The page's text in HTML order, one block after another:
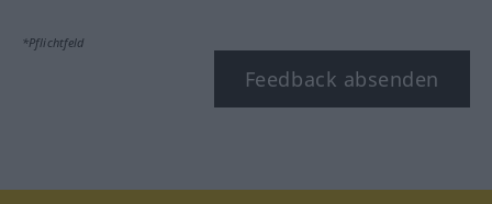
*Pflichtfeld
Feedback absenden